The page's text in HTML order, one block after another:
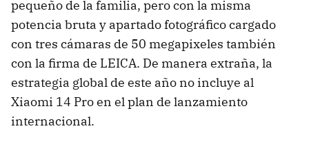
pequeño de la familia, pero con la misma
potencia bruta y apartado fotográfico cargado
con tres cámaras de 50 megapixeles también
con la firma de LEICA. De manera extraña, la
estrategia global de este año no incluye al
Xiaomi 14 Pro en el plan de lanzamiento
internacional.